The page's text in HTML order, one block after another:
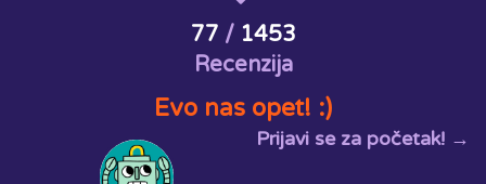
77 / 1453
Recenzija
Evo nas opet! :)
Prijavi se za početak! →